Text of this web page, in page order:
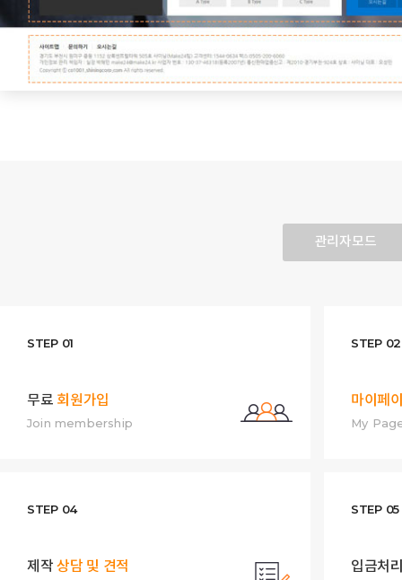
관리자모드
STEP 01
무료 회원가입
Join membership
STEP 02
마이페
My
STEP 04
제작상담 및 견적
STEP 05
입금처